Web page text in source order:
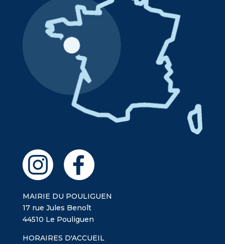
MAIRIE DU POULIGUEN
17 rue Jules Benoît
44510 Le Pouliguen
HORAIRES D'ACCUEIL